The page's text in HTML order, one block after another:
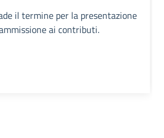
il termine per la presentazione
ai contributi.